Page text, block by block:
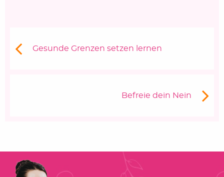
Vorheriger Beitrag:
Gesunde Grenzen setzen lernen
Nächster Beitrag
Befreie dein Nein